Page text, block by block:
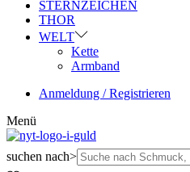
STERNZEICHEN
THOR
WELT
Kette
Armband
Anmeldung / Registrieren
Menü
suchen nach>